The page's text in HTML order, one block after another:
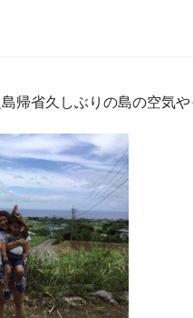
帰省久しぶりの島の空気